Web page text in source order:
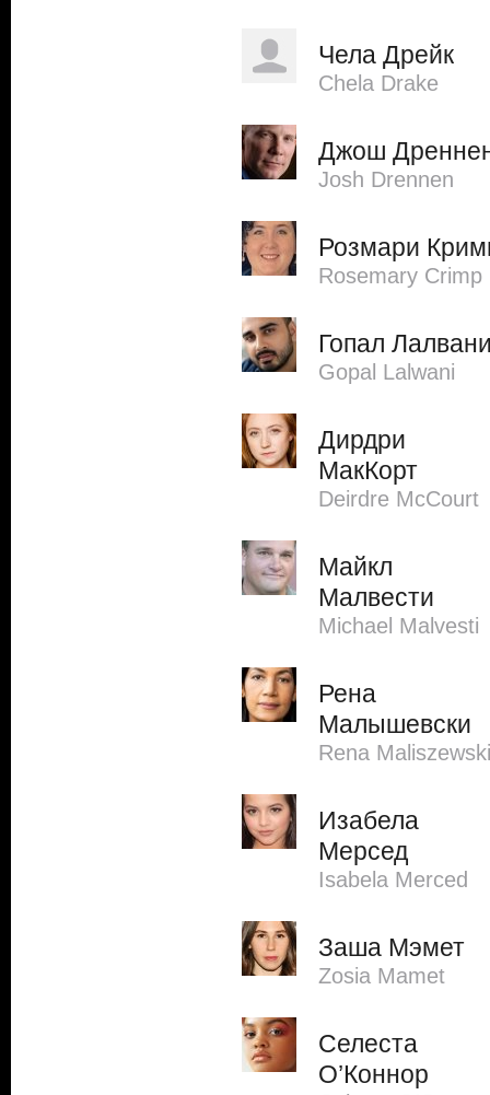
Чела Дрейк
Chela Drake
Джош
Josh Drennen
Розмари
Rosemary Crimp
Гопал
Gopal Lalwani
Дирдри
МакКорт
Deirdre McCourt
Майкл
Малвести
Michael Malvesti
Рена
Малышевски
Rena Maliszewski
Изабела
Мерсед
Isabela Merced
Заша Мэмет
Zosia Mamet
Селеста
О’Коннор